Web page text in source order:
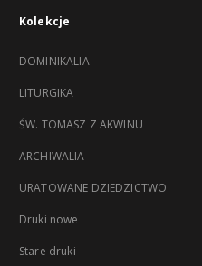
Kolekcje
DOMINIKALIA
LITURGIKA
ŚW. TOMASZ Z AKWINU
ARCHIWALIA
URATOWANE DZIEDZICTWO
Druki nowe
Stare druki